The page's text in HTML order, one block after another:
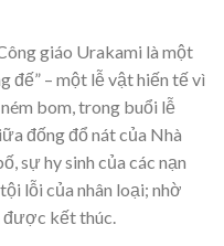
giáo Urakami là một
đế” – một lễ vật hiến tế vì
bom, trong buổi lễ
đống đổ nát của Nhà
sự hy sinh của các nạn
lỗi của nhân loại; nhờ
kết thúc.